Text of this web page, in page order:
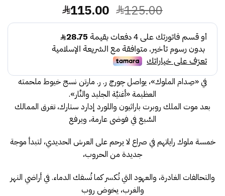
125.00 السعر
الأصلي
هو:
125.00.
115.00 السعر
الحالي
هو:
115.00.
في «صِدام الملوك»، يواصل چورچ ر. ر. مارتن نسج خيوط ملحمته
العظيمة «أغنيَّة الجليد والنَّار».
بعد موت الملك روبرت باراثيون واللورد إدارد ستارك، تغرق الممالك
السَّبع في فوضى عارمة، ويرفع
خمسة ملوك راياتهم في صراع لا يرحم على العرش الحديدي، لتبدأ موجة
جديدة من الحروب،
والتحالفات الغادرة، والعهود التي تُكسر كما تُسفك الدماء. في أراضي النهر
والغرب، يخوض روب